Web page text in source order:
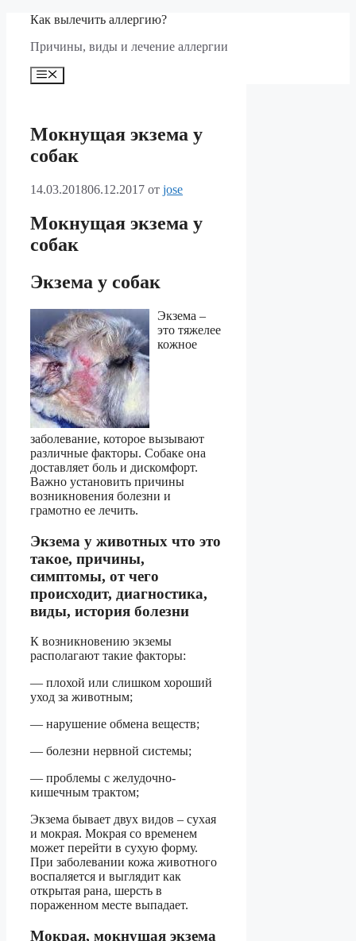
Перейти
содержимому
Как вылечить аллергию?
Причины, виды и лечение аллергии
Меню
Мокнущая экзема у
собак
14.03.201806.12.2017 от jose
Мокнущая экзема у
собак
Экзема у собак
Экзема –
это тяжелее
кожное
заболевание, которое вызывают
различные факторы. Собаке она
доставляет боль и дискомфорт.
Важно установить причины
возникновения болезни и
грамотно ее лечить.
Экзема у животных что это
такое, причины,
симптомы, от чего
происходит, диагностика,
виды, история болезни
К возникновению экземы
располагают такие факторы:
— плохой или слишком хороший
уход за животным;
— нарушение обмена веществ;
— болезни нервной системы;
— проблемы с желудочно-
кишечным трактом;
Экзема бывает двух видов – сухая
и мокрая. Мокрая со временем
может перейти в сухую форму.
При заболевании кожа животного
воспаляется и выглядит как
открытая рана, шерсть в
пораженном месте выпадает.
Мокрая, мокнущая экзема